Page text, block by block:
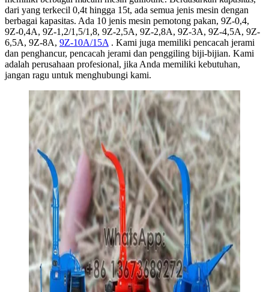
dari yang terkecil 0,4t hingga 15t, ada semua jenis mesin dengan
berbagai kapasitas. Ada 10 jenis mesin pemotong pakan, 9Z-0,4,
9Z-0,4A, 9Z-1,2/1,5/1,8, 9Z-2,5A, 9Z-2,8A, 9Z-3A, 9Z-4,5A, 9Z-
6,5A, 9Z-8A, 9Z-10A/15A . Kami juga memiliki pencacah jerami
dan penghancur, pencacah jerami dan penggiling biji-bijian. Kami
adalah perusahaan profesional, jika Anda memiliki kebutuhan,
jangan ragu untuk menghubungi kami.